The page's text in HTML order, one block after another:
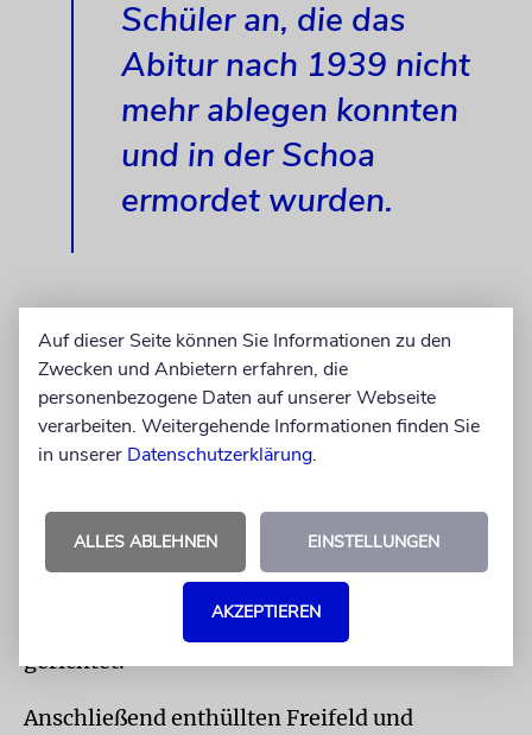
Schüler an, die das
Abitur nach 1939 nicht
mehr ablegen konnten
und in der Schoa
ermordet wurden.
Für den Abiturjahrgang ergriffen die
Klassensprecherinnen Miriam Freifeld und
Jessica Smertenko das Wort. Sie dankten
jedem einzelnen Lehrer, während ihre
Mitschüler Blumen und Buchgeschenke
bezeichneten ihren Jahrgang als »eine
verrückte Familie mit einem Jungen und
lauter Mädchen«. »Jeder Tag mit euch war
gerichtet.
Anschließend enthüllten Freifeld und
Auf dieser Seite können Sie Informationen zu den
Zwecken und Anbietern erfahren, die
personenbezogene Daten auf unserer Webseite
verarbeiten. Weitergehende Informationen finden Sie
in unserer Datenschutzerklärung.
ALLES ABLEHNEN EINSTELLUNGEN
AKZEPTIEREN